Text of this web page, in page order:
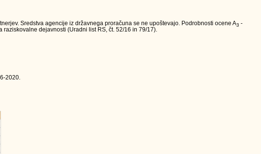
Sredstva agencije iz državnega proračuna se ne upoštevajo. Podrobnosti ocene A3 -
dejavnosti (Uradni list RS, čt. 52/16 in 79/17).
2020.